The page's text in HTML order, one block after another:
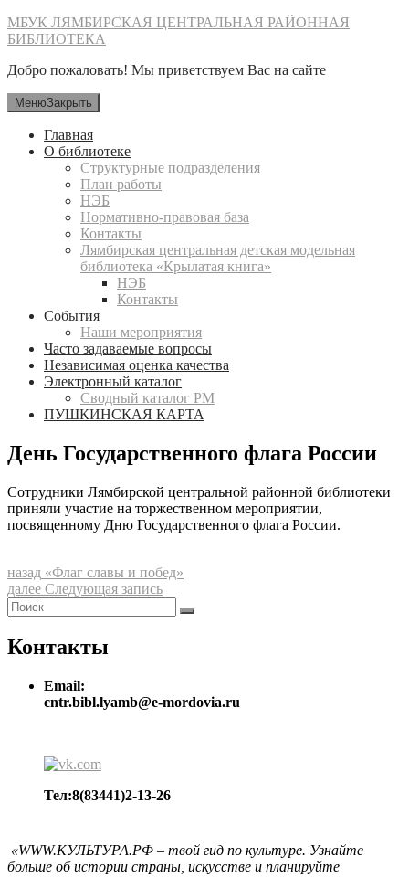
Перейти
к
МБУК ЛЯМБИРСКАЯ ЦЕНТРАЛЬНАЯ РАЙОННАЯ
БИБЛИОТЕКА
Добро пожаловать! Мы приветствуем Вас на сайте
МенюЗакрыть
Главная
О библиотеке
Структурные подразделения
План работы
НЭБ
Нормативно-правовая база
Контакты
Лямбирская центральная детская модельная
библиотека «Крылатая книга»
НЭБ
Контакты
События
Наши мероприятия
Часто задаваемые вопросы
Независимая оценка качества
Электронный каталог
Сводный каталог РМ
ПУШКИНСКАЯ КАРТА
День Государственного флага России
Сотрудники Лямбирской центральной районной библиотеки
приняли участие на торжественном мероприятии,
посвященному Дню Государственного флага России.
Навигация
по
записям
назад Предыдущая
запись:
«Флаг славы и побед»
далее Следующая
Следующая запись
Найти:
Поиск
Контакты
Email:
cntr.bibl.lyamb@e-mordovia.ru
Тел:8(83441)2-13-26
«WWW.КУЛЬТУРА.РФ – твой гид по культуре. Узнайте
больше об истории страны, искусстве и планируйте